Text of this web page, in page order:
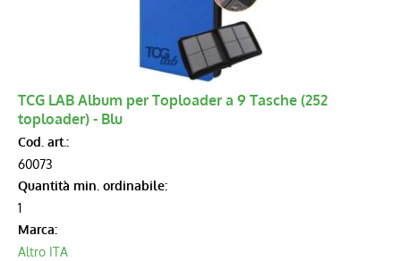
TCG LAB Album per Toploader a 9 Tasche (252
toploader) - Blu
Cod. art.:
60073
Quantità min. ordinabile:
1
Marca:
Altro ITA